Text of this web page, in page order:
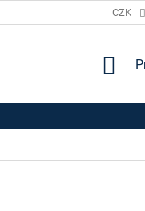
HODNOCENÍ
CZK